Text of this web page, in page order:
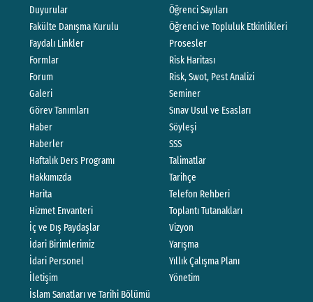
Duyurular
Fakülte Danışma Kurulu
Faydalı Linkler
Formlar
Forum
Galeri
Görev Tanımları
Haber
Haberler
Haftalık Ders Programı
Hakkımızda
Harita
Hizmet Envanteri
İç ve Dış Paydaşlar
İdari Birimlerimiz
İdari Personel
İletişim
İslam Sanatları ve Tarihi Bölümü
Öğrenci Sayıları
Öğrenci ve Topluluk Etkinlikleri
Prosesler
Risk Haritası
Risk, Swot, Pest Analizi
Seminer
Sınav Usul ve Esasları
Söyleşi
SSS
Talimatlar
Tarihçe
Telefon Rehberi
Toplantı Tutanakları
Vizyon
Yarışma
Yıllık Çalışma Planı
Yönetim